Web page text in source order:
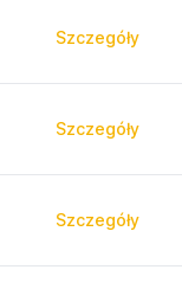
Szczegóły
Szczegóły
Szczegóły